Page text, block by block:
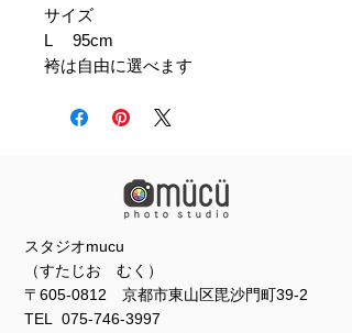
サイズ
L 95cm
袴は自由に選べます
スタジオmucu
（すたじお むく）
〒605-0812 京都市東山区毘沙門町39-2
TEL 075-746-3997